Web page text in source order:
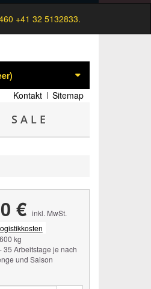
+41 32 5132833.
Kontakt
Sitemap
S A L E
€ inkl. MwSt.
600 kg
35 Arbeitstage je nach
und Saison